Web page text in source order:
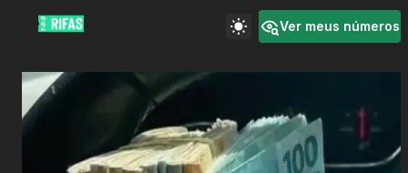
Ver meus números